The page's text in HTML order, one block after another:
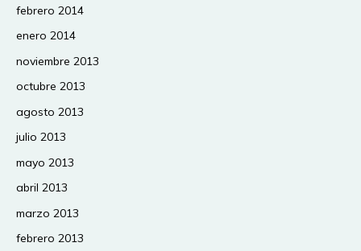
febrero 2014
enero 2014
noviembre 2013
octubre 2013
agosto 2013
julio 2013
mayo 2013
abril 2013
marzo 2013
febrero 2013